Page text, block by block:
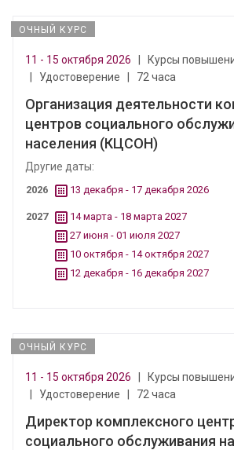
ОЧНЫЙ КУРС
11 - 15 октября 2026
Курсы
Удостоверение 72 часа
Организация деятельности
центров социального
населения (КЦСОН)
Другие даты:
2026 13 декабря - 17 декабря 2026
2027
14 марта - 18 марта 2027
27 июня - 01 июля 2027
10 октября - 14 октября 2027
12 декабря - 16 декабря 2027
ОЧНЫЙ КУРС
11 - 15 октября 2026
Курсы
Удостоверение 72 часа
Директор комплексного
социального обслуживания